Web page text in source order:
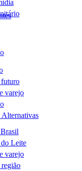
varejo
Alternativas
Leite
varejo